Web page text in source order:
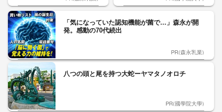
「気になっていた認知機能が菌で…」森永が開
発。感動の70代続出
PR(森永乳業)
八つの頭と尾を持つ大蛇ーヤマタノオロチ
PR(國學院大學)